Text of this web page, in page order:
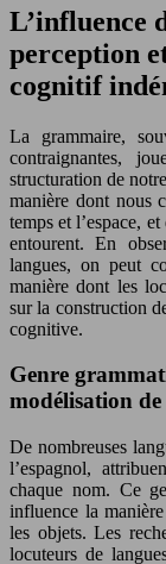
L’influence
perception
cognitif
La grammaire,
contraignantes,
structuration de
manière dont nous
temps et l’espace,
entourent. En
langues, on peut
manière dont les
sur la construction
cognitive.
Genre
modélisation de
De nombreuses
l’espagnol,
chaque nom. Ce
influence la
les objets. Les
locuteurs de